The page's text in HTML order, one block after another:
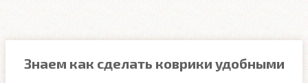
Знаем как сделать коврики удобными